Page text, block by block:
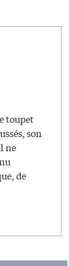
toupet
son
ne
de